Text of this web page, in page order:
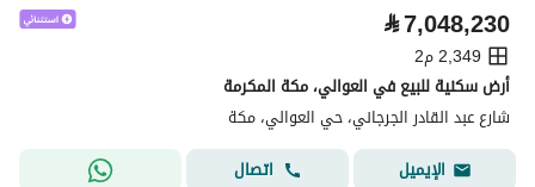
⃁7,048,230
2,349 م2
أرض سكنية للبيع في العوالي، مكة المكرمة
شارع عبد القادر الجرجاني، حي العوالي، مكة
الإيميل
اتصال